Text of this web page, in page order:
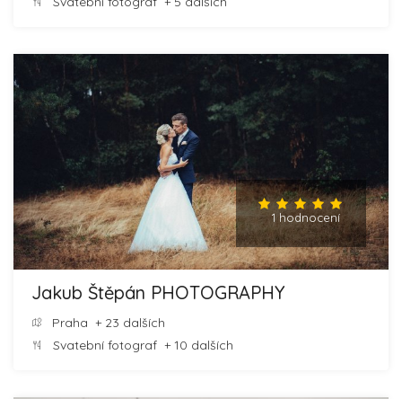
1 hodnocení
Jakub Štěpán PHOTOGRAPHY
Praha + 23 dalších
Svatební fotograf + 10 dalších